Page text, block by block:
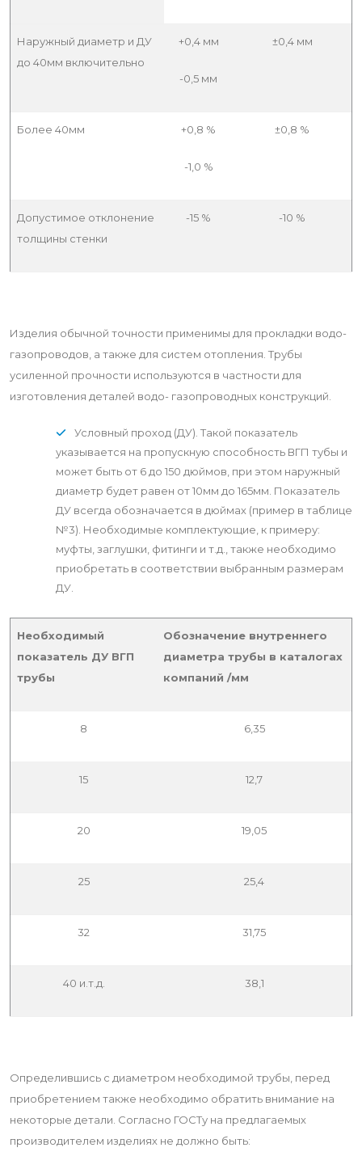
Наружный диаметр и ДУ
до 40мм включительно
+0,4 мм
-0,5 мм
±0,4 мм
Более 40мм +0,8 %
-1,0 %
±0,8 %
Допустимое отклонение
толщины стенки
-15 % -10 %
Изделия обычной точности применимы для прокладки водо-
газопроводов, а также для систем отопления. Трубы
усиленной прочности используются в частности для
изготовления деталей водо- газопроводных конструкций.
Условный проход (ДУ). Такой показатель
указывается на пропускную способность ВГП тубы и
может быть от 6 до 150 дюймов, при этом наружный
диаметр будет равен от 10мм до 165мм. Показатель
ДУ всегда обозначается в дюймах (пример в таблице
№3). Необходимые комплектующие, к примеру:
муфты, заглушки, фитинги и т.д., также необходимо
приобретать в соответствии выбранным размерам
ДУ.
Необходимый
показатель ДУ ВГП
трубы
Обозначение внутреннего
диаметра трубы в каталогах
компаний /мм
8 6,35
15 12,7
20 19,05
25 25,4
32 31,75
40 и.т.д. 38,1
Определившись с диаметром необходимой трубы, перед
приобретением также необходимо обратить внимание на
некоторые детали. Согласно ГОСТу на предлагаемых
производителем изделиях не должно быть: